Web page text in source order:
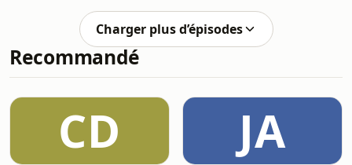
Suisse… et qui accumulent les
refus.La réalité ?Le marché n’a jamais
été aussi dynamique.Mais il est aussi
devenu extrêmement compétitif.Si tu
ce n’est pas un problème
d’opportunités.C’est un problème
d’adaptation.Je t’
Charger plus d’épisodes
Recommandé
CD JA